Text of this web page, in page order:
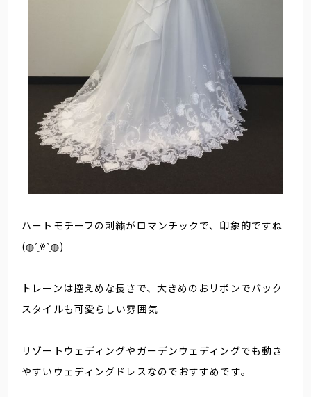
ハートモチーフの刺繍がロマンチックで、印象的ですね
(◍´͈ꈊ`͈◍)
トレーンは控えめな長さで、大きめのおリボンでバック
スタイルも可愛らしい雰囲気
リゾートウェディングやガーデンウェディングでも動き
やすいウェディングドレスなのでおすすめです。